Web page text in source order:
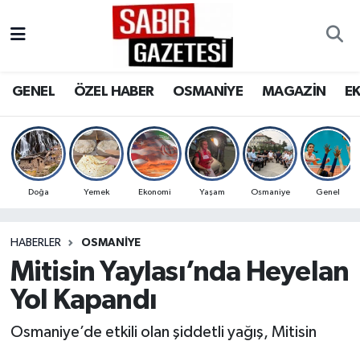
GENEL ÖZEL HABER OSMANİYE MAGAZİN
Doğa Yemek Ekonomi Yaşam Osmaniye Genel
HABERLER OSMANIYE
Mitisin Yaylası’nda Heyelan
Yol Kapandı
Osmaniye’de etkili olan şiddetli yağış, Mitisin
OSMANİYE
MAGAZİN
SPOR
RESMİ İLANLAR
Osmaniye Nöbetçi Eczaneler
Osmaniye Trafik Yoğunluk Haritası
Süper Lig Puan Durumu ve Fikstür
Son Dakika Haberleri
Haber Arşivi